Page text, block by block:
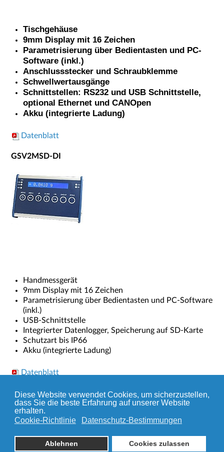
Diese Website verwendet Cookies, um sicherzustellen,
dass Sie die beste Erfahrung auf unserer Website
erhalten.
Cookie-Richtlinie
Datenschutz-Bestimmungen
Ablehnen Cookies zulassen
Tischgehäuse
9mm Display mit 16 Zeichen
Parametrisierung über Bedientasten und PC-
Software (inkl.)
Anschlussstecker und Schraubklemme
Schwellwertausgänge
Schnittstellen: RS232 und USB Schnittstelle,
optional Ethernet und CANOpen
Akku (integrierte Ladung)
Datenblatt
GSV2MSD-DI
Handmessgerät
9mm Display mit 16 Zeichen
Parametrisierung über Bedientasten und PC-Software
(inkl.)
USB-Schnittstelle
Integrierter Datenlogger, Speicherung auf SD-Karte
Schutzart bis IP66
Akku (integrierte Ladung)
Datenblatt
Übersicht DMS-Messverstärker